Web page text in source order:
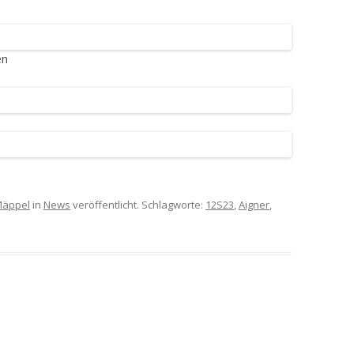
in News veröffentlicht. Schlagworte: 12S23,Aigner,